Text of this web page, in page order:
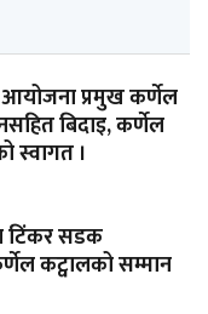
प्रमुख कर्णेल
बिदाइ, कर्णेल
स्वागत ।
टिंकर सडक
कट्वालको सम्मान